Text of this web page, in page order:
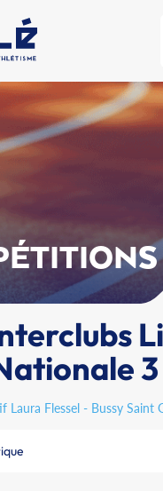
3
Laura Flessel - Bussy Saint